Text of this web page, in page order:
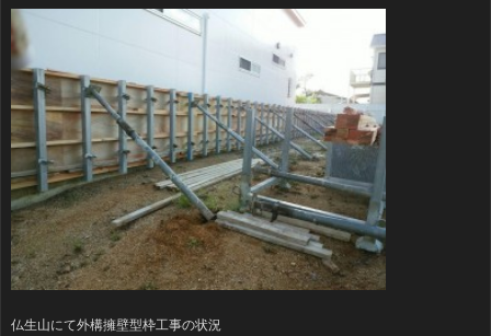
仏生山にて外構擁壁型枠工事の状況